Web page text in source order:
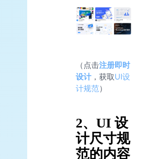
（点击注册即时
设计 ，获取UI设
计规范）
2、UI 设
计尺寸规
范的内容